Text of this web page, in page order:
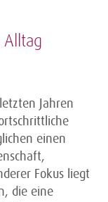
Alltag
Jahren
einen
Fokus liegt
die eine